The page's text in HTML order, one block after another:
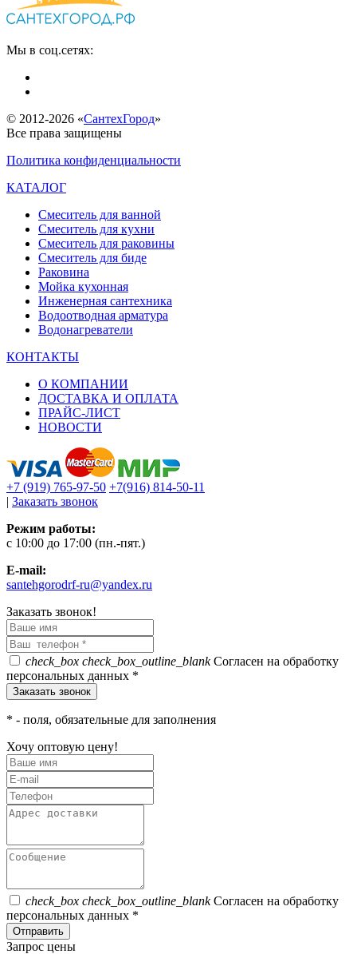
Мы в соц.сетях:
© 2012-2026 «СантехГород»
Все права защищены
Политика конфиденциальности
КАТАЛОГ
Смеситель для ванной
Смеситель для кухни
Смеситель для раковины
Смеситель для биде
Раковина
Мойка кухонная
Инженерная сантехника
Водоотводная арматура
Водонагреватели
КОНТАКТЫ
О КОМПАНИИ
ДОСТАВКА И ОПЛАТА
ПРАЙС-ЛИСТ
НОВОСТИ
+7 (919) 765-97-50 +7(916) 814-50-11
| Заказать звонок
Режим работы:
c 10:00 до 17:00 (пн.-пят.)
E-mail:
santehgorodrf-ru@yandex.ru
Заказать звонок!
check_box check_box_outline_blankСогласен на обработку
персональных данных *
* - поля, обязательные для заполнения
Хочу оптовую цену!
check_box check_box_outline_blankСогласен на обработку
персональных данных *
Отправить
Запрос цены